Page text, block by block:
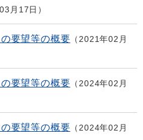
月17日
要望等の概要
2021年02月
要望等の概要
2024年02月
要望等の概要
2024年02月